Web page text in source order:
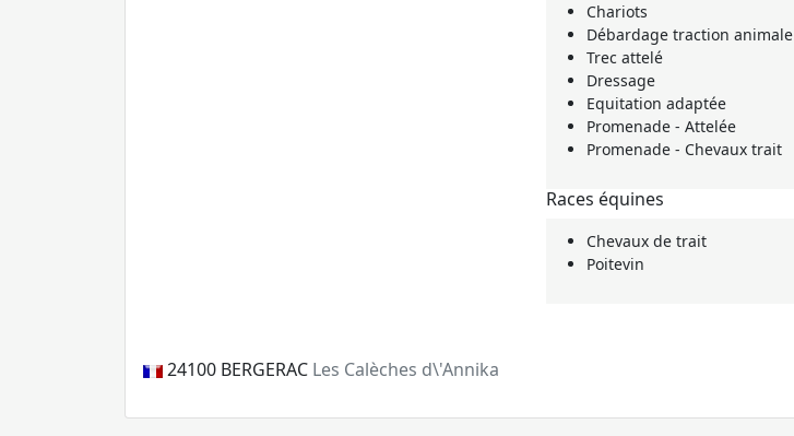
Chariots
Débardage traction animale
Trec attelé
Dressage
Equitation adaptée
Promenade - Attelée
Promenade - Chevaux trait
Races équines
Chevaux de trait
Poitevin
24100 BERGERAC Les Calèches d\'Annika